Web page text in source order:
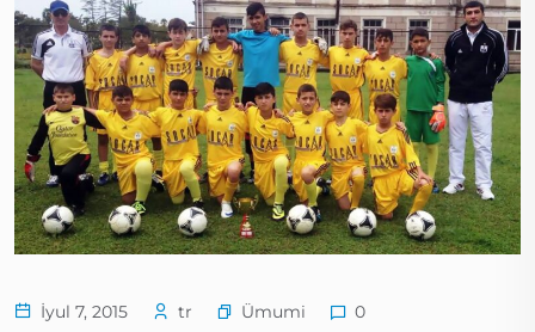
İyul 7, 2015 tr Ümumi 0